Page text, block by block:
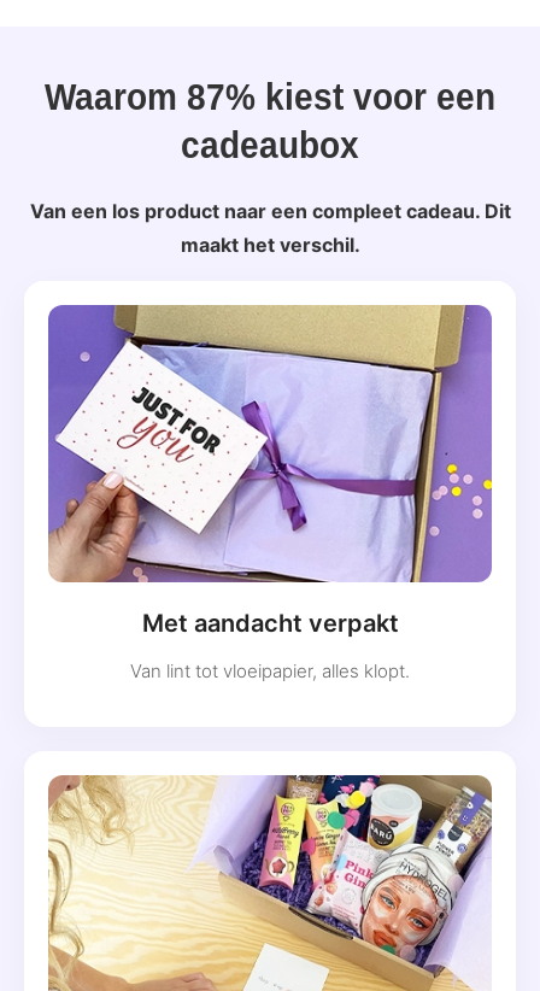
Waarom 87% kiest voor een
cadeaubox
Van een los product naar een compleet cadeau. Dit
maakt het verschil.
Met aandacht verpakt
Van lint tot vloeipapier, alles klopt.